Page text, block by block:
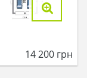
14 200 грн